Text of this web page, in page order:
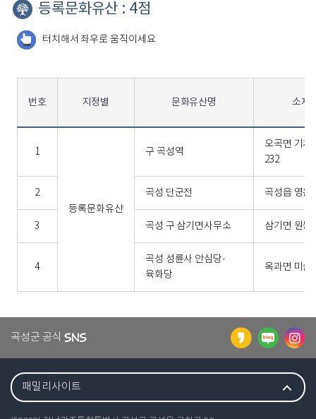
등록문화유산 : 4점
터치해서 좌우로 움직이세요
번호 지정별 문화유산명 소재
1
등록문화유산
구 곡성역
오곡면 기차
232
2 곡성 단군전 곡성읍 영운
3 곡성 구 삼기면사무소 삼기면 원등
4
곡성 성륜사 안심당·
육화당
옥과면 미술
곡성군 공식
패밀리사이트